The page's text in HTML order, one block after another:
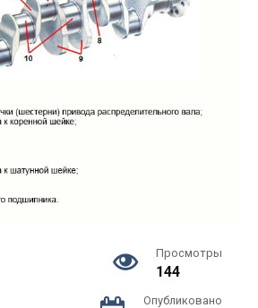
Просмотры
144
Опубликовано